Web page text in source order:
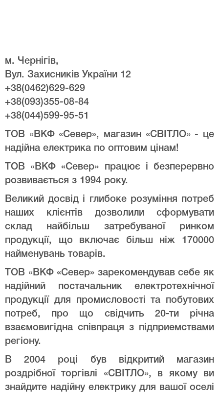
м. Чернігів,
Вул. Захисників України 12
+38(0462)629-629
+38(093)355-08-84
+38(044)599-95-51
ТОВ «ВКФ «Север», магазин «СВІТЛО» - це
надійна електрика по оптовим цінам!
ТОВ «ВКФ «Север» працює і безперервно
розвивається з 1994 року.
Великий досвід і глибоке розуміння потреб
наших клієнтів дозволили сформувати
склад найбільш затребуваної ринком
продукції, що включає більш ніж 170000
найменувань товарів.
ТОВ «ВКФ «Север» зарекомендував себе як
надійний постачальник електротехнічної
продукції для промисловості та побутових
потреб, про що свідчить 20-ти річна
взаємовигідна співпраця з підприемствами
регіону.
В 2004 році був відкритий магазин
роздрібної торгівлі «СВІТЛО», в якому ви
знайдите надійну електрику для вашої оселі